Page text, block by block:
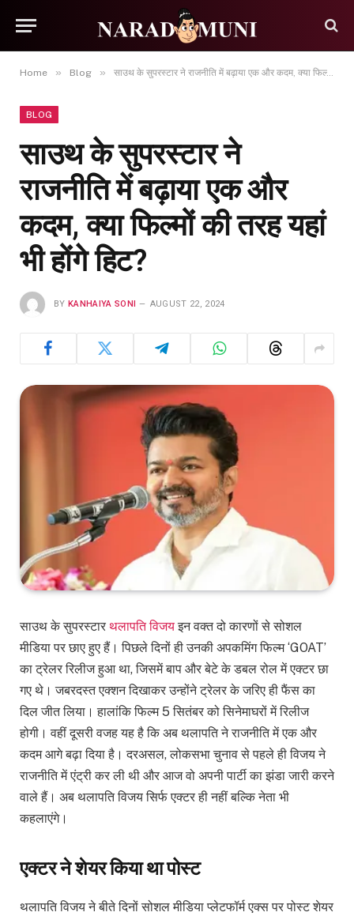
Home » Blog » साउथ के सुपरस्टार ने राजनीति में बढ़ाया एक और कदम, क्या फिल्मों की तरह यहां भी होंगे हिट?
BLOG
साउथ के सुपरस्टार ने
राजनीति में बढ़ाया एक और
कदम, क्या फिल्मों की तरह यहां
भी होंगे हिट?
BY KANHAIYA SONI AUGUST 22, 2024
साउथ के सुपरस्टार थलापति विजयइन वक्त दो कारणों से सोशल
मीडिया पर छाए हुए हैं। पिछले दिनों ही उनकी अपकमिंग फिल्म ‘GOAT’
का ट्रेलर रिलीज हुआ था, जिसमें बाप और बेटे के डबल रोल में एक्टर छा
गए थे। जबरदस्त एक्शन दिखाकर उन्होंने ट्रेलर के जरिए ही फैंस का
दिल जीत लिया। हालांकि फिल्म 5 सितंबर को सिनेमाघरों में रिलीज
होगी। वहीं दूसरी वजह यह है कि अब थलापति ने राजनीति में एक और
कदम आगे बढ़ा दिया है। दरअसल, लोकसभा चुनाव से पहले ही विजय ने
राजनीति में एंट्री कर ली थी और आज वो अपनी पार्टी का झंडा जारी करने
वाले हैं। अब थलापति विजय सिर्फ एक्टर ही नहीं बल्कि नेता भी
कहलाएंगे।
एक्टर ने शेयर किया था पोस्ट
थलापति विजय ने बीते दिनों सोशल मीडिया प्लेटफॉर्म एक्स पर पोस्ट शेयर